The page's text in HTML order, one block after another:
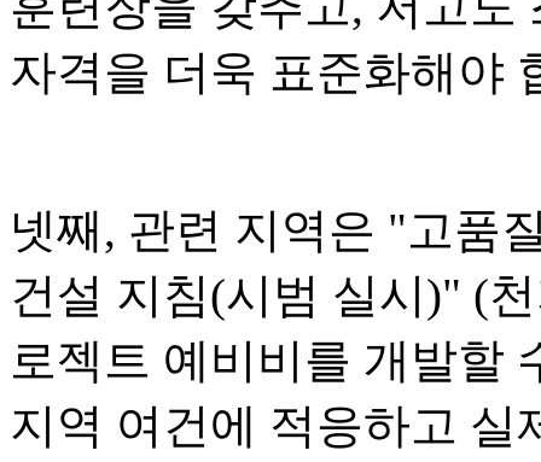
자격을 더욱 표준화해야
넷째, 관련 지역은 "고품
건설 지침(시범 실시)" (
로젝트 예비비를 개발할
지역 여건에 적응하고 실